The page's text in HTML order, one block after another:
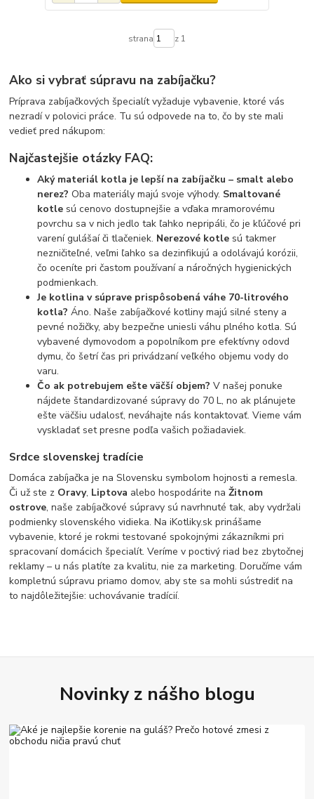
strana z 1
Ako si vybrať súpravu na zabíjačku?
Príprava zabíjačkových špecialít vyžaduje vybavenie, ktoré vás
nezradí v polovici práce. Tu sú odpovede na to, čo by ste mali
vedieť pred nákupom:
Najčastejšie otázky FAQ:
Aký materiál kotla je lepší na zabíjačku – smalt alebo
nerez? Oba materiály majú svoje výhody. Smaltované
kotle sú cenovo dostupnejšie a vďaka mramorovému
povrchu sa v nich jedlo tak ľahko nepripáli, čo je kľúčové pri
varení gulášaí či tlačeniek. Nerezové kotle sú takmer
nezničiteľné, veľmi ľahko sa dezinfikujú a odolávajú korózii,
čo oceníte pri častom používaní a náročných hygienických
podmienkach.
Je kotlina v súprave prispôsobená váhe 70-litrového
kotla? Áno. Naše zabíjačkové kotliny majú silné steny a
pevné nožičky, aby bezpečne uniesli váhu plného kotla. Sú
vybavené dymovodom a popolníkom pre efektívny odovd
dymu, čo šetrí čas pri privádzaní veľkého objemu vody do
varu.
Čo ak potrebujem ešte väčší objem? V našej ponuke
nájdete štandardizované súpravy do 70 L, no ak plánujete
ešte väčšiu udalosť, neváhajte nás kontaktovať. Vieme vám
vyskladať set presne podľa vašich požiadaviek.
Srdce slovenskej tradície
Domáca zabíjačka je na Slovensku symbolom hojnosti a remesla.
Či už ste z Oravy, Liptova alebo hospodárite naŽitnom
ostrove, naše zabíjačkové súpravy sú navrhnuté tak, aby vydržali
podmienky slovenského vidieka. Na iKotliky.sk prinášame
vybavenie, ktoré je rokmi testované spokojnými zákazníkmi pri
spracovaní domácich špecialít. Veríme v poctivý riad bez zbytočnej
reklamy – u nás platíte za kvalitu, nie za marketing. Doručíme vám
kompletnú súpravu priamo domov, aby ste sa mohli sústrediť na
to najdôležitejšie: uchovávanie tradícií.
Novinky z nášho blogu